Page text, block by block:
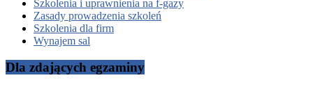
Szkolenia i uprawnienia na f-gazy
Zasady prowadzenia szkoleń
Szkolenia dla firm
Wynajem sal
Dla zdających egzaminy